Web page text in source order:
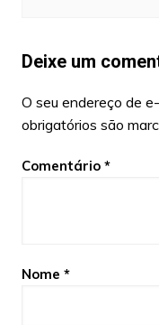
Deixe um
O seu endereço de
obrigatórios são
Comentário *
Nome *